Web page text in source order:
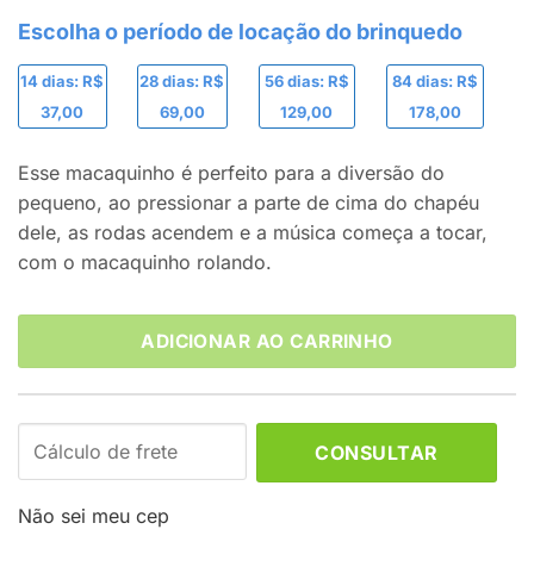
14 dias: R$
37,00
28 dias: R$
69,00
56 dias: R$
129,00
84 dias: R$
178,00
Esse macaquinho é perfeito para a diversão do
pequeno, ao pressionar a parte de cima do chapéu
dele, as rodas acendem e a música começa a tocar,
com o macaquinho rolando.
ADICIONAR AO CARRINHO
CONSULTAR
Não sei meu cep